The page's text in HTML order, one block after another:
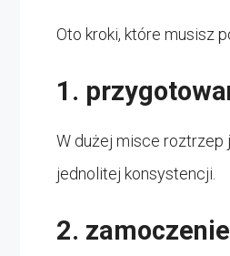
Oto kroki, które musisz
1.
W dużej misce roztrzep
jednolitej konsystencji.
2.